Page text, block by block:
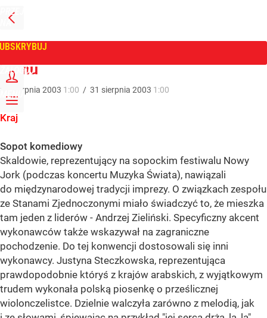
PRZEJDŹ
NA
GŁÓWNĄ
ZALOGUJ
MENU
Tygodnik Wprost
Menu
31 sierpnia 2003 1:00 / 31 sierpnia 2003 1:00
Kraj
Sopot komediowy
Skaldowie, reprezentujący na sopockim festiwalu Nowy
Jork (podczas koncertu Muzyka Świata), nawiązali
do międzynarodowej tradycji imprezy. O związkach zespołu
ze Stanami Zjednoczonymi miało świadczyć to, że mieszka
tam jeden z liderów - Andrzej Zieliński. Specyficzny akcent
wykonawców także wskazywał na zagraniczne
pochodzenie. Do tej konwencji dostosowali się inni
wykonawcy. Justyna Steczkowska, reprezentująca
prawdopodobnie któryś z krajów arabskich, z wyjątkowym
trudem wykonała polską piosenkę o prześlicznej
wiolonczelistce. Dzielnie walczyła zarówno z melodią, jak